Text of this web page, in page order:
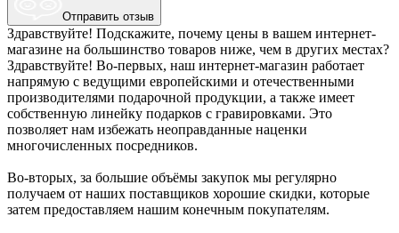
Отправить отзыв
Здравствуйте! Подскажите, почему цены в вашем интернет-
магазине на большинство товаров ниже, чем в других местах?
Здравствуйте! Во-первых, наш интернет-магазин работает
напрямую с ведущими европейскими и отечественными
производителями подарочной продукции, а также имеет
собственную линейку подарков с гравировками. Это
позволяет нам избежать неоправданные наценки
многочисленных посредников.
Во-вторых, за большие объёмы закупок мы регулярно
получаем от наших поставщиков хорошие скидки, которые
затем предоставляем нашим конечным покупателям.